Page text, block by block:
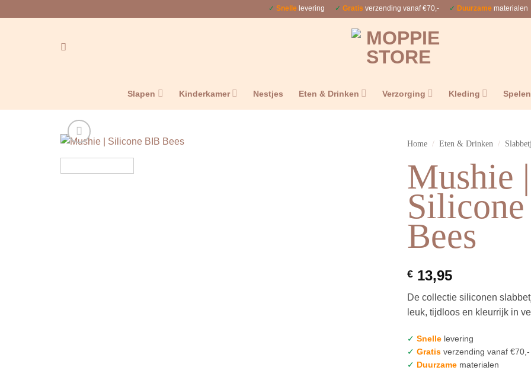
✓ Snelle levering ✓ Gratis verzending vanaf €70,- ✓ Duurzame materialen
Slapen Kinderkamer Nestjes Eten & Drinken Verzorging Kleding Spelen
Home / Eten & Drinken /
Mushie |
Bees
€ 13,95
De collectie siliconen
leuk, tijdloos en kleurrijk in
✓ Snelle levering
✓ Gratis verzending vanaf €70,-
✓ Duurzame materialen